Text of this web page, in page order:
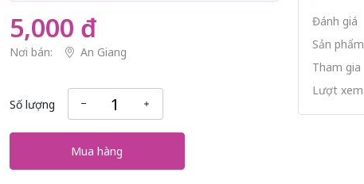
5,000 đ
Nơi bán: An Giang
Số lượng
Mua hàng
Đánh giá
Sản phẩm
Tham gia
Lượt xem